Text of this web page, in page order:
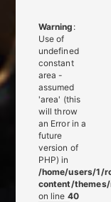
Warning :
Use of
undefined
constant
area -
assumed
'area' (this
will throw
an Error in a
future
version of
PHP) in
/home/users/1/
content/
on line 40